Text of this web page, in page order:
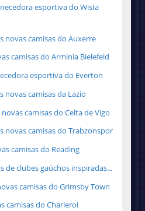
esportiva do Wisła
novas camisas do Auxerre
camisas do Arminia Bielefeld
esportiva do Everton
novas camisas da Lazio
camisas do Celta de Vigo
novas camisas do Trabzonspor
camisas do Reading
de clubes gaúchos inspiradas...
camisas do Grimsby Town
camisas do Charleroi